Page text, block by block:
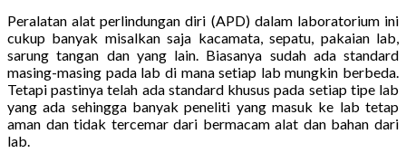
Peralatan alat perlindungan diri (APD) dalam laboratorium ini
cukup banyak misalkan saja kacamata, sepatu, pakaian lab,
sarung tangan dan yang lain. Biasanya sudah ada standard
masing-masing pada lab di mana setiap lab mungkin berbeda.
Tetapi pastinya telah ada standard khusus pada setiap tipe lab
yang ada sehingga banyak peneliti yang masuk ke lab tetap
aman dan tidak tercemar dari bermacam alat dan bahan dari
lab.